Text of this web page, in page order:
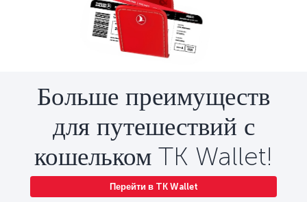
Больше преимуществ
для путешествий с
кошельком TK Wallet!
Перейти в TK Wallet